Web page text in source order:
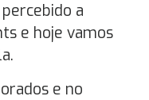
a
e hoje vamos
e no